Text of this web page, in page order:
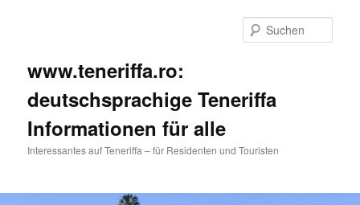
www.teneriffa.ro:
deutschsprachige Teneriffa
Informationen für alle
Interessantes auf Teneriffa – für Residenten und Touristen